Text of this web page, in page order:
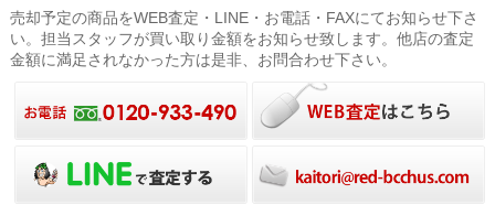
売却予定の商品をWEB査定・LINE・お電話・FAXにてお知らせ下さ
い。担当スタッフが買い取り金額をお知らせ致します。他店の査定
金額に満足されなかった方は是非、お問合わせ下さい。